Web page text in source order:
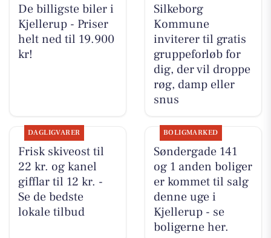
De billigste biler i
Kjellerup - Priser
helt ned til 19.900
kr!
Silkeborg
Kommune
inviterer til gratis
gruppeforløb for
dig, der vil droppe
røg, damp eller
snus
DAGLIGVARER
Frisk skiveost til
22 kr. og kanel
gifflar til 12 kr. -
Se de bedste
lokale tilbud
BOLIGMARKED
Søndergade 141
og 1 anden boliger
er kommet til salg
denne uge i
Kjellerup - se
boligerne her.